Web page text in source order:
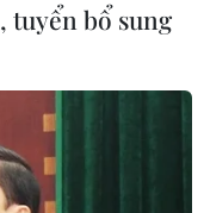
#Iconic
tuyển bổ sung